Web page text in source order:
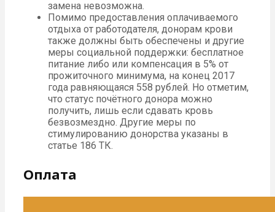
замена невозможна.
Помимо предоставления оплачиваемого
отдыха от работодателя, донорам крови
также должны быть обеспечены и другие
меры социальной поддержки: бесплатное
питание либо или компенсация в 5% от
прожиточного минимума, на конец 2017
года равняющаяся 558 рублей. Но отметим,
что статус почётного донора можно
получить, лишь если сдавать кровь
безвозмездно. Другие меры по
стимулированию донорства указаны в
статье 186 ТК.
Оплата